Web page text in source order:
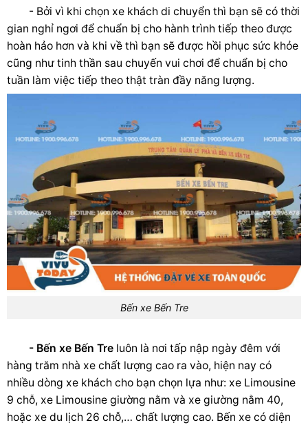
- Bởi vì khi chọn xe khách di chuyển thì bạn sẽ có thời
gian nghỉ ngơi để chuẩn bị cho hành trình tiếp theo được
hoàn hảo hơn và khi về thì bạn sẽ được hồi phục sức khỏe
cũng như tinh thần sau chuyến vui chơi để chuẩn bị cho
tuần làm việc tiếp theo thật tràn đầy năng lượng.
Bến xe Bến Tre
- Bến xe Bến Tre luôn là nơi tấp nập ngày đêm với
hàng trăm nhà xe chất lượng cao ra vào, hiện nay có
nhiều dòng xe khách cho bạn chọn lựa như: xe Limousine
9 chỗ, xe Limousine giường nằm và xe giường nằm 40,
hoặc xe du lịch 26 chỗ,… chất lượng cao. Bến xe có diện